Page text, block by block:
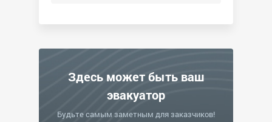
Здесь может быть ваш
эвакуатор
Будьте самым заметным для заказчиков!